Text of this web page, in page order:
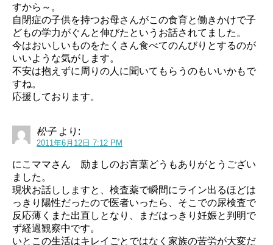
すから～。
自閉症の子供を持つお母さんがこの食育と働きかけで子
どもの学力がぐんと伸びたというお話されてました。
今はおいしいものをたくさん食べてのんびりとするのが
いいような気がします。
不安は抱えずに周りの人に聞いてもらうのもいいかもで
すね。
応援しております。
松子 より:
2011年6月12日 7:12 PM
にこママさん 励ましのお言葉どうもありがとうござい
ました。
現状お話ししますと、検査薬で瞬間にライン出るほどは
っきり陽性だったので医者いったら、そこでの尿検査で
反応薄くまた出直しとなり、まだはっきり妊娠と判明で
ず経過観察中です。
いとこの生活はキレイごとではなく家族の苦労が大変だ